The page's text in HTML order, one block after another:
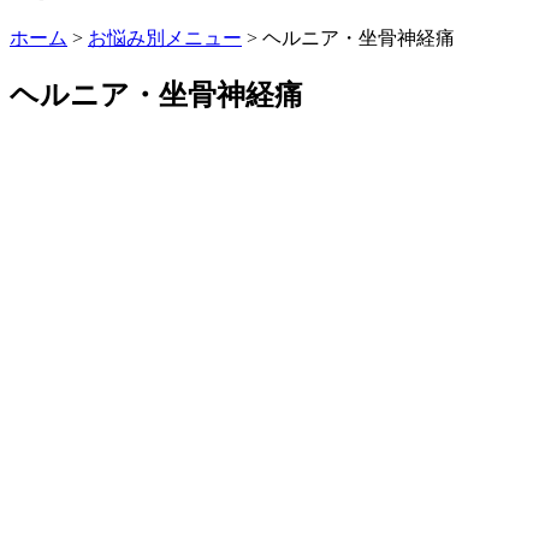
ホーム > お悩み別メニュー > ヘルニア・坐骨神経痛
ヘルニア・坐骨神経痛